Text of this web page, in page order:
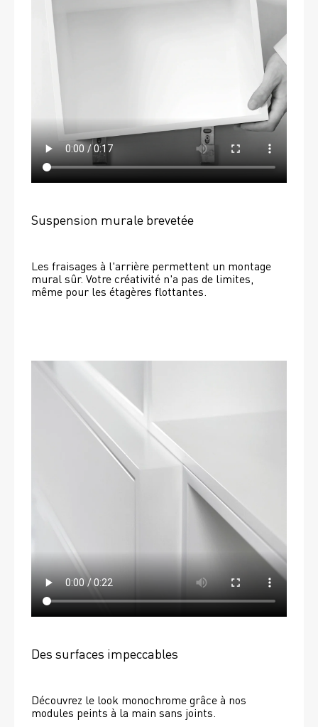
Suspension murale brevetée
Les fraisages à l'arrière permettent un montage
mural sûr. Votre créativité n'a pas de limites,
même pour les étagères flottantes.
Des surfaces impeccables
Découvrez le look monochrome grâce à nos
modules peints à la main sans joints.